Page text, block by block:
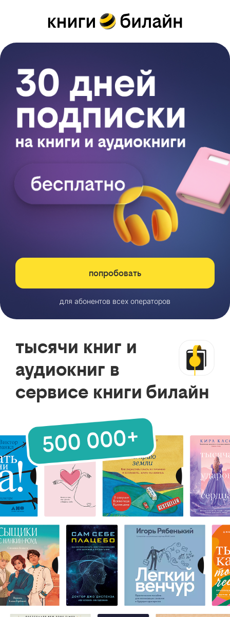
попробовать
для абонентов всех операторов
тысячи книг и
аудиокниг в
сервисе книги билайн